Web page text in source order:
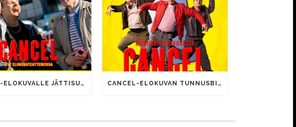
CANCEL-ELOKUVALLE JÄTTISUOSIO – AVAUSPÄIVÄNÄ JO 15 492 KATSOJAA! CANCEL-ELOKUVAN TUNNUSBIISIN LYRIIKOISSA TUTTUJA MEEMIHOKEMIA YOUTUBE-VIDEOILTA!